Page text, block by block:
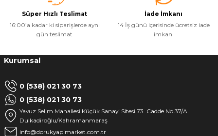
Süper Hızlı Teslimat
16:00’a kadar ki siparişlerde aynı
gün teslimat
İade İmkanı
14 İş günü içerisinde ücretsiz iade
imkanı
Kurumsal
0 (538) 021 30 73
0 (538) 021 30 73
Yavuz Selim Mahallesi Küçük Sanayi Sitesi 73. Cadde No 37/A
Dulkadiroğlu/Kahramanmaraş
info@dorukyapimarket.com.tr